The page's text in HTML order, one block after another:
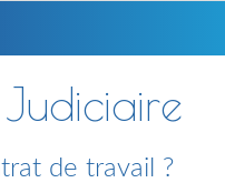
Judiciaire
de travail ?